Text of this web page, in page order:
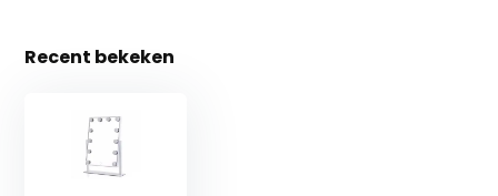
Recent bekeken